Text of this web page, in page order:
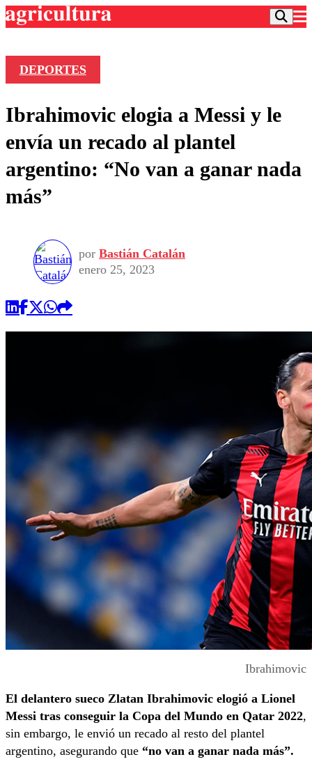
Frecuencias
Agricultura TV
Deportes
Colo Colo
Torneo Internacional
Torneo Nacional
Entretención
Internacional
Nacional
Programas
Comercial
DEPORTES
Ibrahimovic elogia a Messi y le
envía un recado al plantel
argentino: “No van a ganar nada
más”
por Bastián Catalán
enero 25, 2023
Ibrahimovic
El delantero sueco Zlatan Ibrahimovic elogió a Lionel
Messi tras conseguir la Copa del Mundo en Qatar 2022,
sin embargo, le envió un recado al resto del plantel
argentino, asegurando que “no van a ganar nada más”.